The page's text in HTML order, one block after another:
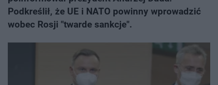
Podkreślił, że UE i NATO powinny wprowadzić
wobec Rosji "twarde sankcje".